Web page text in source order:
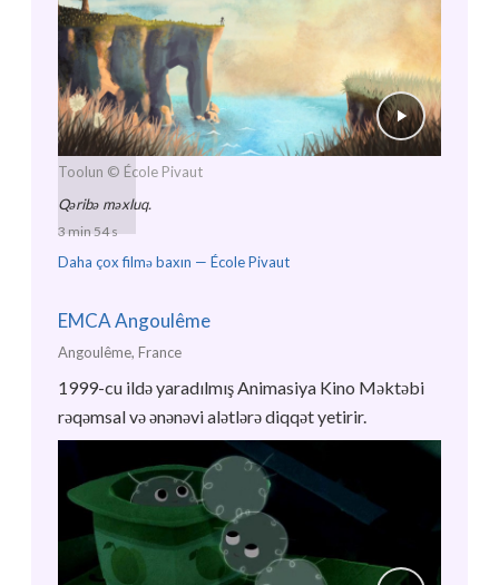
Toolun © École Pivaut
Qəribə məxluq.
3 min 54 s
Daha çox filmə baxın — École Pivaut
EMCA Angoulême
Angoulême, France
1999-cu ildə yaradılmış Animasiya Kino Məktəbi
rəqəmsal və ənənəvi alətlərə diqqət yetirir.